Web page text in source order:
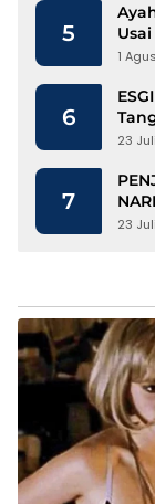
5
1
6
23
7
23